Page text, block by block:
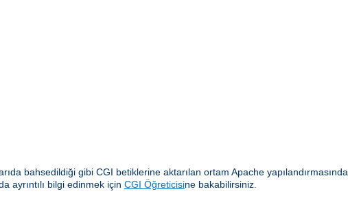
bahsedildiği gibi CGI betiklerine aktarılan ortam Apache yapılandırmasında
ayrıntılı bilgi edinmek için CGI Öğreticisine bakabilirsiniz.